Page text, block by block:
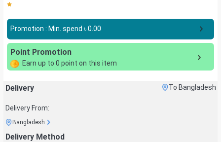
Promotion : Min. spend ৳0.00
Point Promotion
Earn up to 0 point on this item
Delivery To Bangladesh
Delivery From:
Bangladesh
Delivery Method